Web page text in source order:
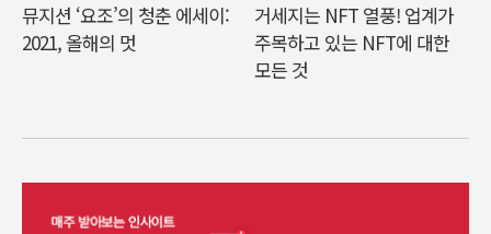
뮤지션 ‘요조’의 청춘 에세이:
2021, 올해의 멋
거세지는 NFT 열풍! 업계가
주목하고 있는 NFT에 대한
모든 것